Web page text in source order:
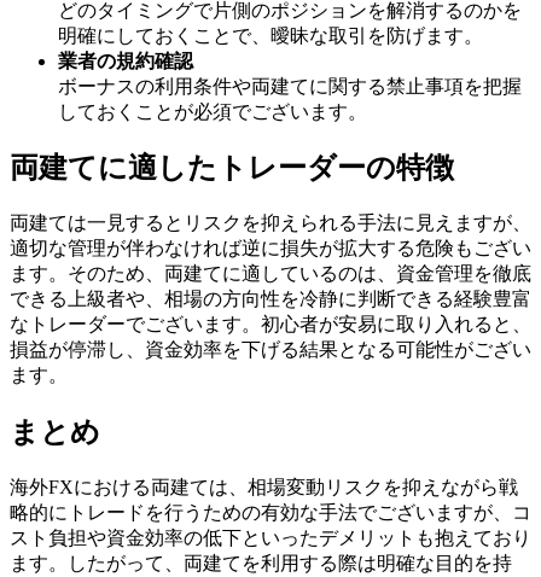
どのタイミングで片側のポジションを解消するのかを
明確にしておくことで、曖昧な取引を防げます。
業者の規約確認
ボーナスの利用条件や両建てに関する禁止事項を把握
しておくことが必須でございます。
両建てに適したトレーダーの特徴
両建ては一見するとリスクを抑えられる手法に見えますが、
適切な管理が伴わなければ逆に損失が拡大する危険もござい
ます。そのため、両建てに適しているのは、資金管理を徹底
できる上級者や、相場の方向性を冷静に判断できる経験豊富
なトレーダーでございます。初心者が安易に取り入れると、
損益が停滞し、資金効率を下げる結果となる可能性がござい
ます。
まとめ
海外FXにおける両建ては、相場変動リスクを抑えながら戦
略的にトレードを行うための有効な手法でございますが、コ
スト負担や資金効率の低下といったデメリットも抱えており
ます。したがって、両建てを利用する際は明確な目的を持